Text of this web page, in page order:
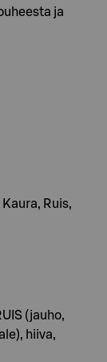
ja
Ruis,
(jauho,
hiiva,